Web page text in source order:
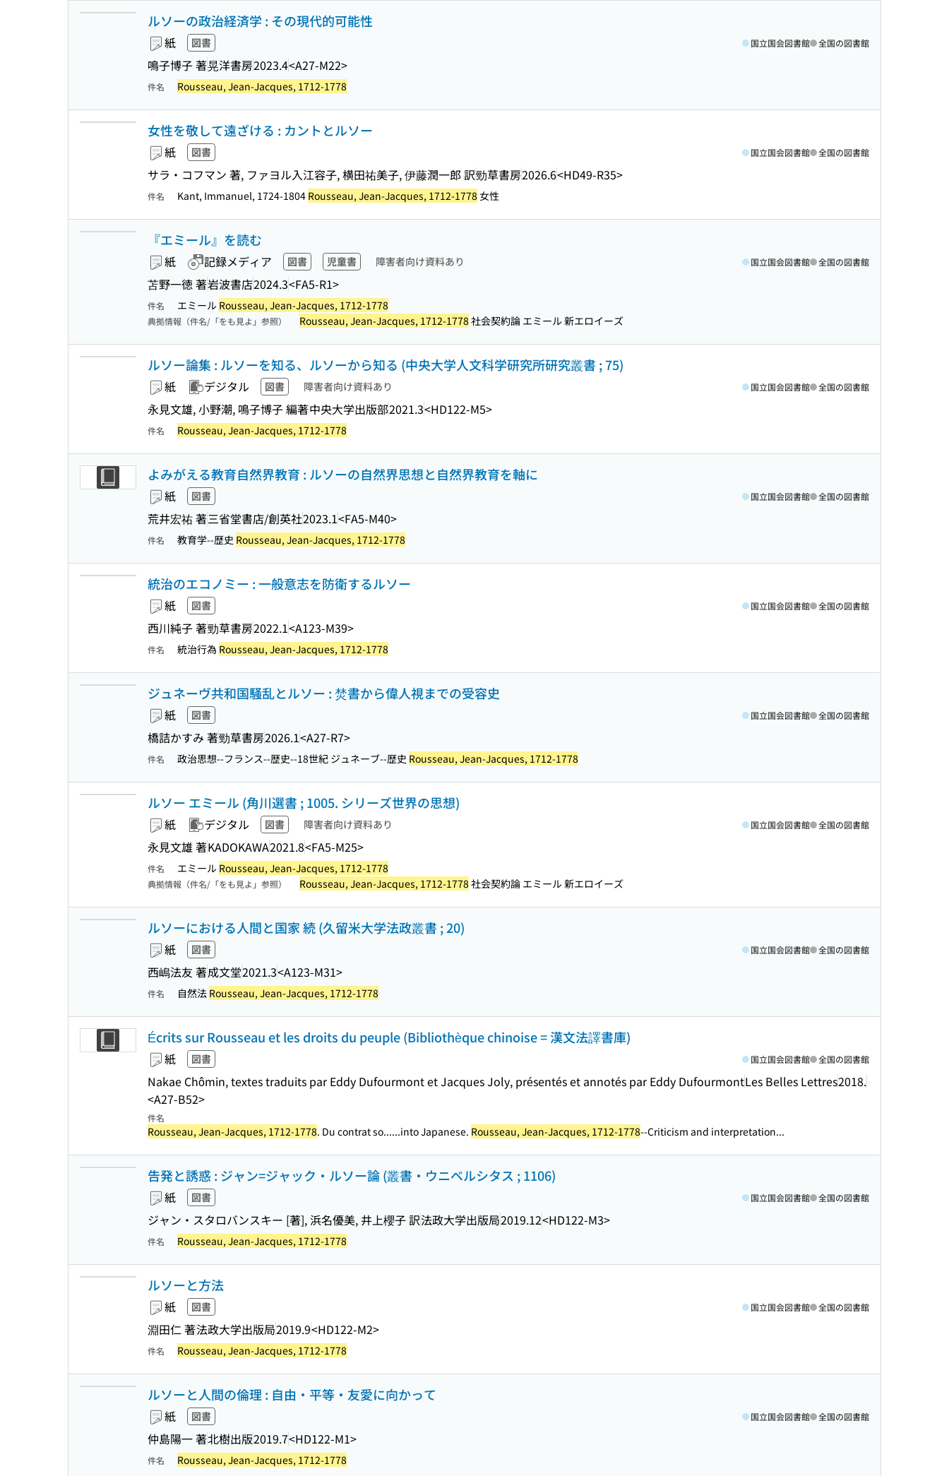
ルソーの政治経済学 : その現代的可能性
紙 図書
鳴子博子 著晃洋書房2023.4<A27-M22>
国立国会図書館 全国の図書館
件名 Rousseau, Jean-Jacques, 1712-1778
女性を敬して遠ざける : カントとルソー
紙 図書
サラ・コフマン 著, ファヨル入江容子, 横田祐美子, 伊藤潤一郎 訳勁草書房2026.6<HD49-R35>
国立国会図書館 全国の図書館
件名 Kant, Immanuel, 1724-1804 Rousseau, Jean-Jacques, 1712-1778 女性
『エミール』を読む
紙 記録メディア 図書 児童書 障害者向け資料あり
苫野一徳 著岩波書店2024.3<FA5-R1>
国立国会図書館 全国の図書館
件名 エミール Rousseau, Jean-Jacques, 1712-1778
典拠情報（件名/「をも見よ」参照） Rousseau, Jean-Jacques, 1712-1778 社会契約論 エミール 新エロイーズ
ルソー論集 : ルソーを知る、ルソーから知る (中央大学人文科学研究所研究叢書 ; 75)
紙 デジタル 図書 障害者向け資料あり
永見文雄, 小野潮, 鳴子博子 編著中央大学出版部2021.3<HD122-M5>
国立国会図書館 全国の図書館
件名 Rousseau, Jean-Jacques, 1712-1778
よみがえる教育自然界教育 : ルソーの自然界思想と自然界教育を軸に
紙 図書
荒井宏祐 著三省堂書店/創英社2023.1<FA5-M40>
国立国会図書館 全国の図書館
件名 教育学--歴史 Rousseau, Jean-Jacques, 1712-1778
統治のエコノミー : 一般意志を防衛するルソー
紙 図書
西川純子 著勁草書房2022.1<A123-M39>
国立国会図書館 全国の図書館
件名 統治行為 Rousseau, Jean-Jacques, 1712-1778
ジュネーヴ共和国騒乱とルソー : 焚書から偉人視までの受容史
紙 図書
橋詰かすみ 著勁草書房2026.1<A27-R7>
国立国会図書館 全国の図書館
件名 政治思想--フランス--歴史--18世紀 ジュネーブ--歴史 Rousseau, Jean-Jacques, 1712-1778
ルソー エミール (角川選書 ; 1005. シリーズ世界の思想)
紙 デジタル 図書 障害者向け資料あり
永見文雄 著KADOKAWA2021.8<FA5-M25>
国立国会図書館 全国の図書館
件名 エミール Rousseau, Jean-Jacques, 1712-1778
典拠情報（件名/「をも見よ」参照） Rousseau, Jean-Jacques, 1712-1778 社会契約論 エミール 新エロイーズ
ルソーにおける人間と国家 続 (久留米大学法政叢書 ; 20)
紙 図書
西嶋法友 著成文堂2021.3<A123-M31>
国立国会図書館 全国の図書館
件名 自然法 Rousseau, Jean-Jacques, 1712-1778
Écrits sur Rousseau et les droits du peuple (Bibliothèque chinoise = 漢文法譯書庫)
紙 図書
Nakae Chômin, textes traduits par Eddy Dufourmont et Jacques Joly, présentés et annotés par Eddy DufourmontLes Belles Lettres2018.
<A27-B52>
国立国会図書館 全国の図書館
件名
Rousseau, Jean-Jacques, 1712-1778. Du contrat so......into Japanese. Rousseau, Jean-Jacques, 1712-1778--Criticism and interpretation...
告発と誘惑 : ジャン=ジャック・ルソー論 (叢書・ウニベルシタス ; 1106)
紙 図書
ジャン・スタロバンスキー [著], 浜名優美, 井上櫻子 訳法政大学出版局2019.12<HD122-M3>
国立国会図書館 全国の図書館
件名 Rousseau, Jean-Jacques, 1712-1778
ルソーと方法
紙 図書
淵田仁 著法政大学出版局2019.9<HD122-M2>
国立国会図書館 全国の図書館
件名 Rousseau, Jean-Jacques, 1712-1778
ルソーと人間の倫理 : 自由・平等・友愛に向かって
紙 図書
仲島陽一 著北樹出版2019.7<HD122-M1>
国立国会図書館 全国の図書館
件名 Rousseau, Jean-Jacques, 1712-1778